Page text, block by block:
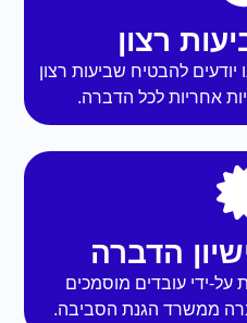
יודעים להבטיח שביעות רצון
אחריות לכל הדברה.
הדברה
ידי עובדים מוסמכים
ממשרד הגנת הסביבה.